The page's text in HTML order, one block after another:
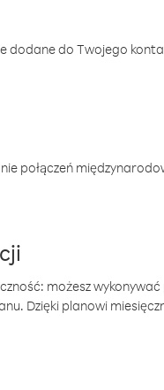
dodane do Twojego
połączeń
możesz
Dzięki planowi